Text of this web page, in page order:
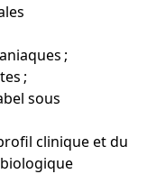
;
;
sous
clinique et du